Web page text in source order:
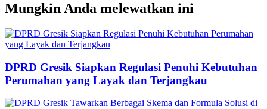
Mungkin Anda melewatkan ini
DPRD Gresik Siapkan Regulasi Penuhi Kebutuhan
Perumahan yang Layak dan Terjangkau